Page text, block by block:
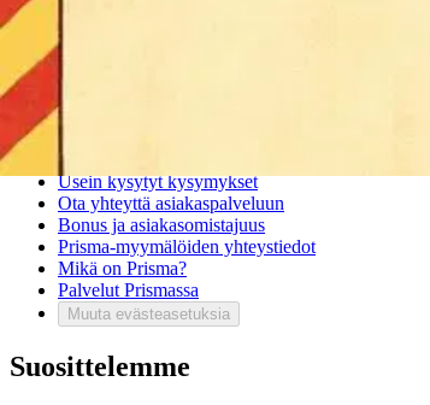
Vastuullisuus
Sivukartta
Asiakaspalvelu
Usein kysytyt kysymykset
Ota yhteyttä asiakaspalveluun
Bonus ja asiakasomistajuus
Prisma-myymälöiden yhteystiedot
Mikä on Prisma?
Palvelut Prismassa
Muuta evästeasetuksia
Suosittelemme